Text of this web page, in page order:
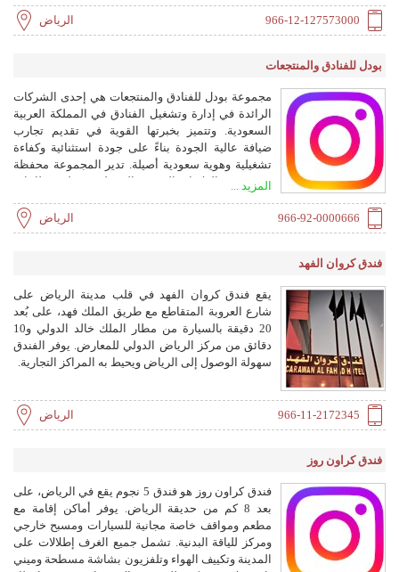
966-12-127573000 الرياض
بودل للفنادق والمنتجعات
مجموعة بودل للفنادق والمنتجعات هي إحدى الشركات
الرائدة في إدارة وتشغيل الفنادق في المملكة العربية
السعودية. وتتميز بخبرتها القوية في تقديم تجارب
ضيافة عالية الجودة بناءً على جودة استثنائية وكفاءة
تشغيلية وهوية سعودية أصيلة. تدير المجموعة محفظة
متنوعة من العلامات الفندقية التي تلبي مختلف قطاعات
وتتواجد هذه العلامات في المدن والمناطق الرئيسية
بالمملكة، وكذلك في دولة الكويت. وتلتزم المجموعة
المزيد ...
966-92-0000666 الرياض
فندق كروان الفهد
يقع فندق كروان الفهد في قلب مدينة الرياض على
شارع العروبة المتقاطع مع طريق الملك فهد، على بُعد
20 دقيقة بالسيارة من مطار الملك خالد الدولي و10
دقائق من مركز الرياض الدولي للمعارض. يوفر الفندق
سهولة الوصول إلى الرياض ويحيط به المراكز التجارية.
966-11-2172345 الرياض
فندق كراون روز
فندق كراون روز هو فندق 5 نجوم يقع في الرياض، على
بعد 8 كم من حديقة الرياض. يوفر أماكن إقامة مع
مطعم ومواقف خاصة مجانية للسيارات ومسبح خارجي
ومركز للياقة البدنية. تشمل جميع الغرف إطلالات على
المدينة وتكييف الهواء وتلفزيون بشاشة مسطحة وميني